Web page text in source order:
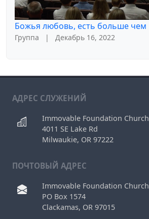
Божья любовь, есть больше чем
Группа | Декабрь 16, 2022
АДРЕС СЛУЖЕНИЙ
Immovable Foundation Church
4011 SE Lake Rd
Milwaukie, OR 97222
ПОЧТОВЫЙ АДРЕС
Immovable Foundation Church
PO Box 1574
Clackamas, OR 97015